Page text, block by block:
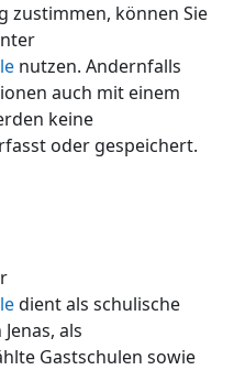
zustimmen, können Sie
nutzen. Andernfalls
auch mit einem
keine
oder gespeichert.
dient als schulische
als
Gastschulen sowie